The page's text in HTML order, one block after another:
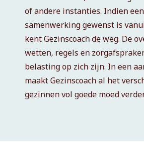
of andere instanties. Indien een
samenwerking gewenst is
kent Gezinscoach de weg. De
wetten, regels en
belasting op zich zijn. In een
maakt Gezinscoach al het
gezinnen vol goede moed